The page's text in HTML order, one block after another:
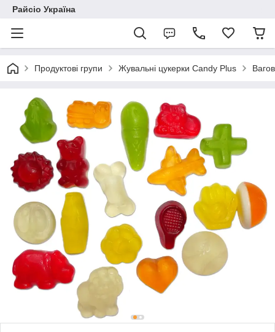
Райсіо Україна
Продуктові групи Жувальні цукерки Candy Plus